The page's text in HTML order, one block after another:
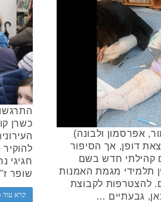
כשרן
חגיגי
שופר
קרא עוד
אפרסמון ולבונה)
דופן, אך הסיפור
קהילתי חדש בשם
תלמידי מגמת האמנות
להצטרפות לקבוצת
גבעתיים …